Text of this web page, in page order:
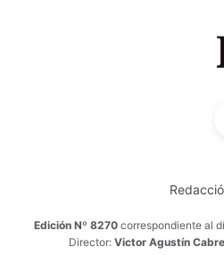
Edición Nº 8270 correspondiente al
Director: Victor Agustín